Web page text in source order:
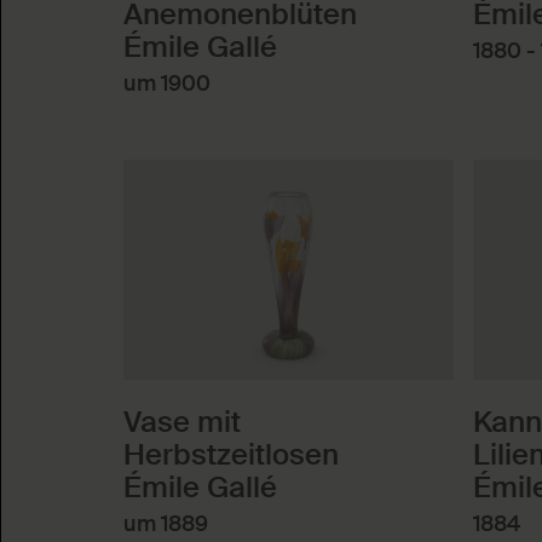
Anemonenblüten
Émile Gallé
um 1900
1880 -
Vase mit
Herbstzeitlosen
Émile Gallé
um 1889 1884